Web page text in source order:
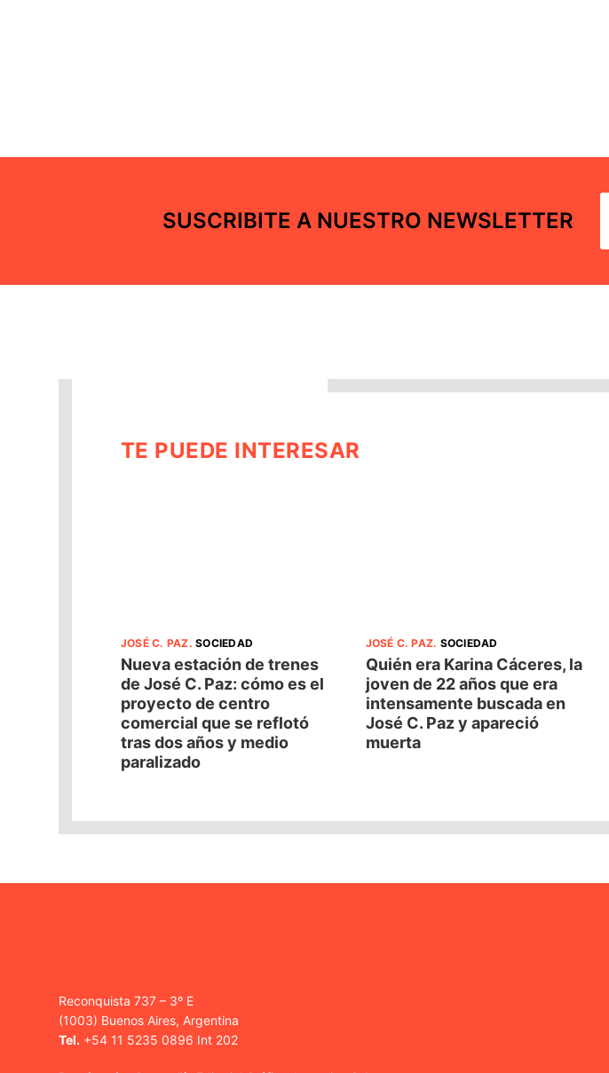
SUSCRIBITE A NUESTRO NEWSLETTER
TE PUEDE INTERESAR
JOSÉ C. PAZ.SOCIEDAD
Nueva estación de trenes
de José C. Paz: cómo es el
proyecto de centro
comercial que se reflotó
tras dos años y medio
paralizado
JOSÉ C. PAZ. SOCIEDAD
Quién era Karina Cáceres, la
joven de 22 años que era
intensamente buscada en
José C. Paz y apareció
muerta
Reconquista 737 – 3º E
(1003) Buenos Aires, Argentina
Tel. +54 11 5235 0896 Int 202